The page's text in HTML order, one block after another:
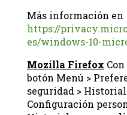
Más información en
https://
es/windows-10-
Mozilla Firefox
botón Menú >
seguridad > Historial
Configuración